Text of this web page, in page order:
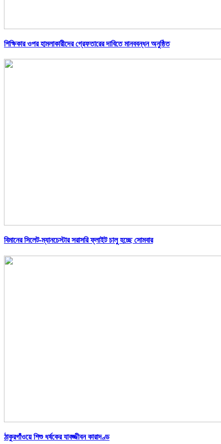
শিক্ষিকার ওপর হামলাকারীদের গ্রেফতারের দাবিতে মানববন্ধন অনুষ্ঠিত
বিমানের সিলেট-ম্যানচেস্টার সরাসরি ফ্লাইট চালু হচ্ছে সোমবার
ঠাকুরগাঁওয়ে শিশু ধর্ষকের যাবজ্জীবন কারাদণ্ড